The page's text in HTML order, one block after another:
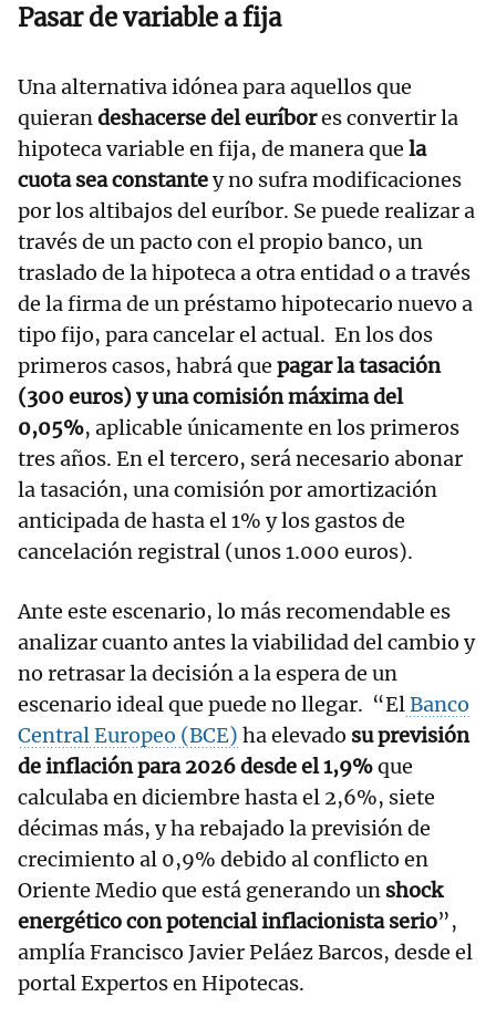
Pasar de variable a fija
Una alternativa idónea para aquellos que
quierandeshacerse del euríbores convertir la
hipoteca variable en fija, de manera que la
cuota sea constantey no sufra modificaciones
por los altibajos del euríbor. Se puede realizar a
través de un pacto con el propio banco, un
traslado de la hipoteca a otra entidad o a través
de la firma de un préstamo hipotecario nuevo a
tipo fijo, para cancelar el actual. En los dos
primeros casos, habrá que pagar la tasación
(300 euros) y una comisión máxima del
0,05%, aplicable únicamente en los primeros
tres años. En el tercero, será necesario abonar
la tasación, una comisión por amortización
anticipada de hasta el 1% y los gastos de
cancelación registral (unos 1.000 euros).
Ante este escenario, lo más recomendable es
analizar cuanto antes la viabilidad del cambio y
no retrasar la decisión a la espera de un
escenario ideal que puede no llegar. “ElBanco
Central Europeo (BCE) ha elevado su previsión
de inflación para 2026 desde el 1,9%que
calculaba en diciembre hasta el 2,6%, siete
décimas más, y ha rebajado la previsión de
crecimiento al 0,9% debido al conflicto en
Oriente Medio que está generando un shock
energético con potencial inflacionista serio”,
amplía Francisco Javier Peláez Barcos, desde el
portal Expertos en Hipotecas.